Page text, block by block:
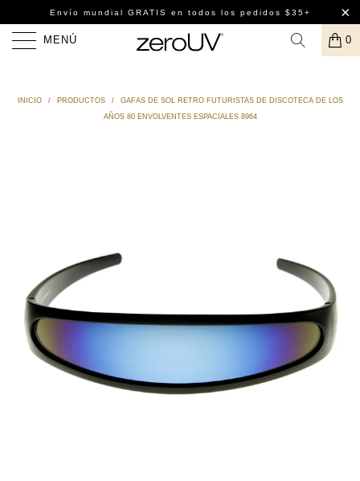
Envío mundial GRATIS en todos los pedidos $35+
MENÚ 0
INICIO / PRODUCTOS /
GAFAS DE SOL RETRO FUTURISTAS DE DISCOTECA DE LOS
AÑOS 80 ENVOLVENTES ESPACIALES 8964